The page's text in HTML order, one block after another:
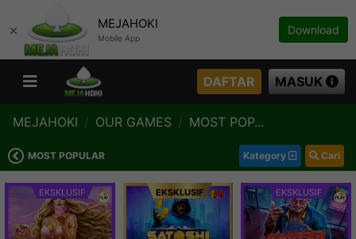
× MEJAHOKI
Mobile App
Download
DAFTAR MASUK
MEJAHOKI OUR GAMES MOST POP...
MOST POPULAR Kategory Cari
EKSKLUSIF EKSKLUSIF EKSKLUSIF